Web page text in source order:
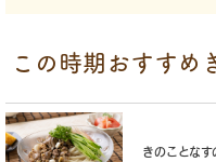
この時期おすすめ
きのことな